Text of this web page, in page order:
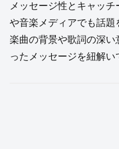
メッセージ性とキャッ
や音楽メディアでも話
楽曲の背景や歌詞の深
ったメッセージを紐解い